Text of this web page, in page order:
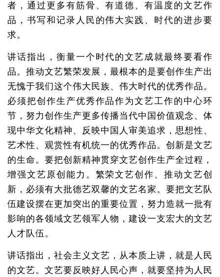
者，通过更多有筋骨、有道德、有温度的文艺作
品，书写和记录人民的伟大实践、时代的进步要
求。
讲话指出，衡量一个时代的文艺成就最终要看作
品。推动文艺繁荣发展，最根本的是要创作生产出
无愧于我们这个伟大民族、伟大时代的优秀作品。
必须把创作生产优秀作品作为文艺工作的中心环
节，努力创作生产更多传播当代中国价值观念、体
现中华文化精神、反映中国人审美追求，思想性、
艺术性、观赏性有机统一的优秀作品。创新是文艺
的生命。要把创新精神贯穿文艺创作生产全过程，
增强文艺原创能力。繁荣文艺创作、推动文艺创
新，必须有大批德艺双馨的文艺名家。要把文艺队
伍建设摆在更加突出的重要位置，努力造就一批有
影响的各领域文艺领军人物，建设一支宏大的文艺
人才队伍。
讲话指出，社会主义文艺，从本质上讲，就是人民
的文艺。文艺要反映好人民心声，就要坚持为人民